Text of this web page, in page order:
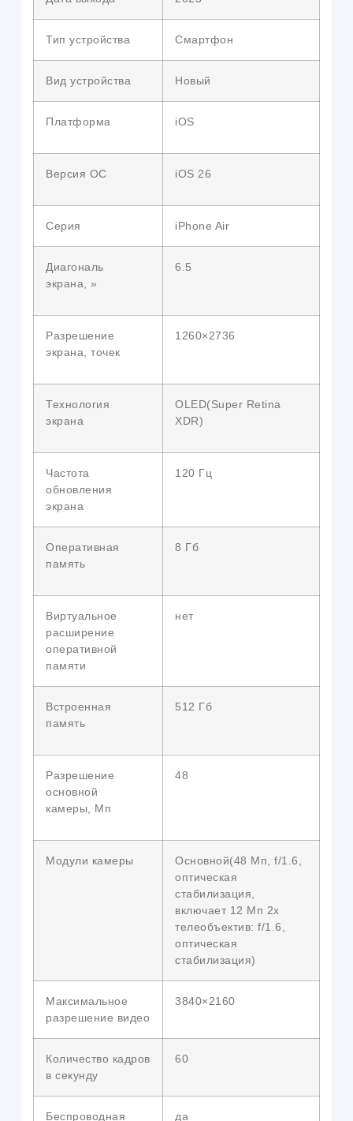
Тип устройства Смартфон
Вид устройства Новый
Платформа iOS
Версия ОС iOS 26
Серия iPhone Air
Диагональ
экрана, »
6.5
Разрешение
экрана, точек
1260×2736
Технология
экрана
OLED(Super Retina
XDR)
Частота
обновления
экрана
120 Гц
Оперативная
память
8 Гб
Виртуальное
расширение
оперативной
памяти
нет
Встроенная
память
512 Гб
Разрешение
основной
камеры, Мп
48
Модули камеры
Основной(48 Мп, f/1.6,
оптическая
стабилизация,
включает 12 Мп 2x
телеобъектив: f/1.6,
оптическая
стабилизация)
Максимальное
разрешение видео
3840×2160
Количество кадров
в секунду
60
Беспроводная да